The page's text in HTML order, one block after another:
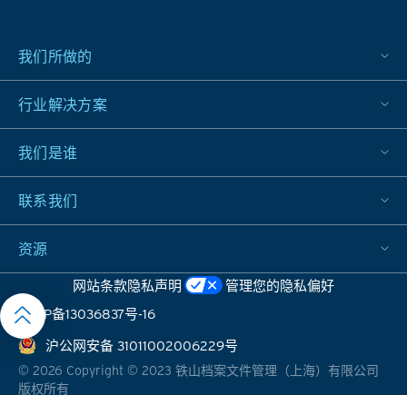
率、
降低
成
本、
增强
创新
力，
并赋
予客
大的
竞争
优
势。
对环
影
我们所做的
行业解决方案
我们是谁
联系我们
资源
网站条款隐私声明
管理您的隐私偏好
沪ICP备13036837号-16
沪公网安备 31011002006229号
© 2026 Copyright © 2023 铁山档案文件管理（上海）有限公司
版权所有